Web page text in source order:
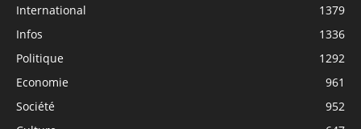
International
1379
Infos
1336
Politique
1292
Economie
961
Société
952